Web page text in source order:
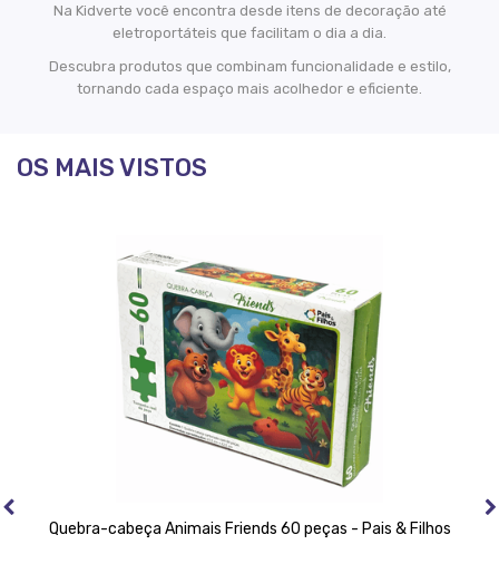
Na Kidverte você encontra desde itens de decoração até
eletroportáteis que facilitam o dia a dia.
Descubra produtos que combinam funcionalidade e estilo,
tornando cada espaço mais acolhedor e eficiente.
OS MAIS VISTOS
Quebra-cabeça Animais Friends 60 peças - Pais & Filhos